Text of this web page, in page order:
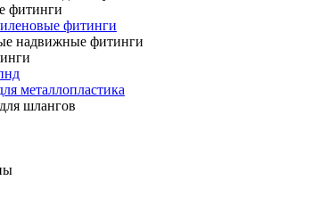
фитинги
фитинги
надвижные фитинги
металлопластика
шлангов